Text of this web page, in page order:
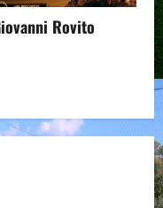
Rovito